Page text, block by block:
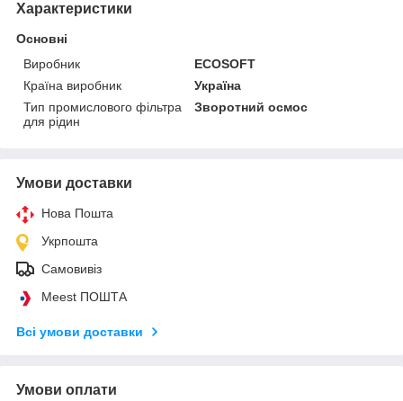
Характеристики
Основні
Виробник
ECOSOFT
Країна виробник
Україна
Тип промислового фільтра
для рідин
Зворотний осмос
Умови доставки
Нова Пошта
Укрпошта
Самовивіз
Meest ПОШТА
Всі умови доставки
Умови оплати